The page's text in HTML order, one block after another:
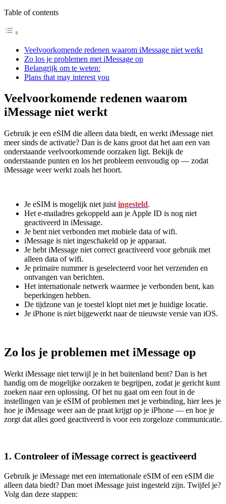
Table of contents
Veelvoorkomende redenen waarom iMessage niet werkt
Zo los je problemen met iMessage op
Belangrijk om te weten:
Plans that may interest you
Veelvoorkomende redenen waarom
iMessage niet werkt
Gebruik je een eSIM die alleen data biedt, en werkt iMessage niet
meer sinds de activatie? Dan is de kans groot dat het aan een van
onderstaande veelvoorkomende oorzaken ligt. Bekijk de
onderstaande punten en los het probleem eenvoudig op — zodat
iMessage weer werkt zoals het hoort.
Je eSIM is mogelijk niet juist ingesteld.
Het e-mailadres gekoppeld aan je Apple ID is nog niet
geactiveerd in iMessage.
Je bent niet verbonden met mobiele data of wifi.
iMessage is niet ingeschakeld op je apparaat.
Je hebt iMessage niet correct geactiveerd voor gebruik met
alleen data of wifi.
Je primaire nummer is geselecteerd voor het verzenden en
ontvangen van berichten.
Het internationale netwerk waarmee je verbonden bent, kan
beperkingen hebben.
De tijdzone van je toestel klopt niet met je huidige locatie.
Je iPhone is niet bijgewerkt naar de nieuwste versie van iOS.
Zo los je problemen met iMessage op
Werkt iMessage niet terwijl je in het buitenland bent? Dan is het
handig om de mogelijke oorzaken te begrijpen, zodat je gericht kunt
zoeken naar een oplossing. Of het nu gaat om een fout in de
instellingen van je eSIM of problemen met je verbinding, hier lees je
hoe je iMessage weer aan de praat krijgt op je iPhone — en hoe je
zorgt dat alles goed geactiveerd is voor een zorgeloze communicatie.
1. Controleer of iMessage correct is geactiveerd
Gebruik je iMessage met een internationale eSIM of een eSIM die
alleen data biedt? Dan moet iMessage juist ingesteld zijn. Twijfel je?
Volg dan deze stappen: